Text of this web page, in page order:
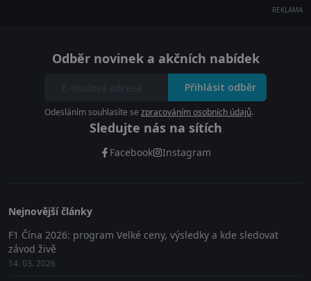
REKLAMA
Odběr novinek a akčních nabídek
Přihlásit odběr
Odesláním souhlasíte se zpracováním osobních údajů.
Sledujte nás na sítích
Facebook Instagram
Nejnovější články
F1 Čína 2026: program Velké ceny, výsledky a kde sledovat
závod živě
14. 03. 2026